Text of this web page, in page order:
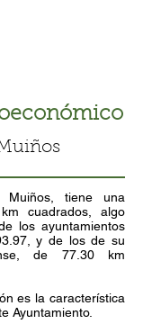
Muiños, tiene una
cuadrados, algo
los ayuntamientos
y de los de su
de 77.30 km
es la característica
Ayuntamiento.